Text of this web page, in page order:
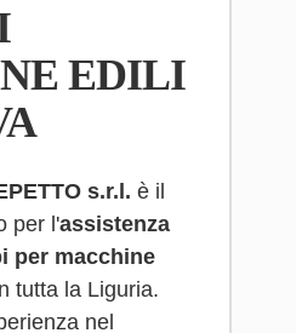
EDILI
s.r.l. è il
per l'assistenza
per macchine
tutta la Liguria.
nel